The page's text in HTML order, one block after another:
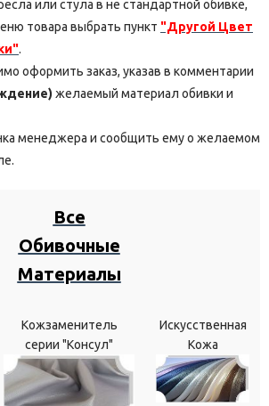
или стула в не стандартной обивке,
товара выбрать пункт "Другой Цвет
.
оформить заказ, указав в комментарии
желаемый материал обивки и
менеджера и сообщить ему о желаемом
Все
Обивочные
Материалы
Кожзаменитель
серии "Консул"
Искусственная
Кожа